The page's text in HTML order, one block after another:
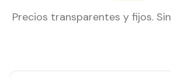
Precios transparentes y fijos.